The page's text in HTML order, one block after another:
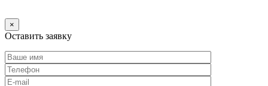
×
Оставить заявку